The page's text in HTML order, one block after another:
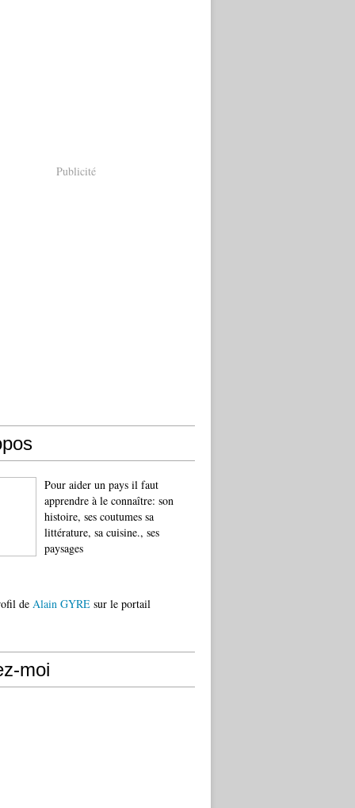
Publicité
Pour aider un pays il faut
apprendre à le connaître: son
histoire, ses coutumes sa
littérature, sa cuisine., ses
paysages
de Alain GYRE sur le portail
moi